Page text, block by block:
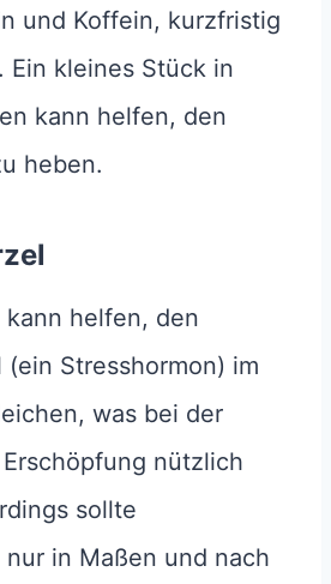
und Koffein, kurzfristig
Ein kleines Stück in
kann helfen, den
heben.
helfen, den
Stresshormon) im
was bei der
nützlich
sollte
in Maßen und nach